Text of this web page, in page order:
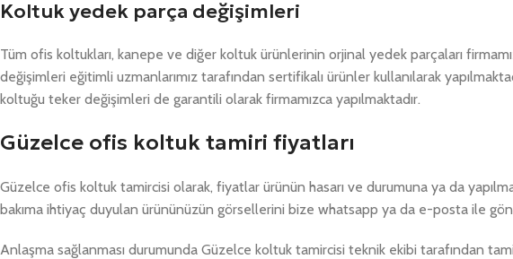
Koltuk yedek parça değişimleri
Tüm ofis koltukları, kanepe ve diğer koltuk ürünlerinin orjinal yedek parçaları
değişimleri eğitimli uzmanlarımız tarafından sertifikalı ürünler kullanılarak
koltuğu teker değişimleri de garantili olarak firmamızca yapılmaktadır.
Güzelce ofis koltuk tamiri fiyatları
Güzelce ofis koltuk tamircisi olarak, fiyatlar ürünün hasarı ve durumuna ya da
bakıma ihtiyaç duyulan ürününüzün görsellerini bize whatsapp ya da e-posta ile
Anlaşma sağlanması durumunda Güzelce koltuk tamircisi teknik ekibi tarafından